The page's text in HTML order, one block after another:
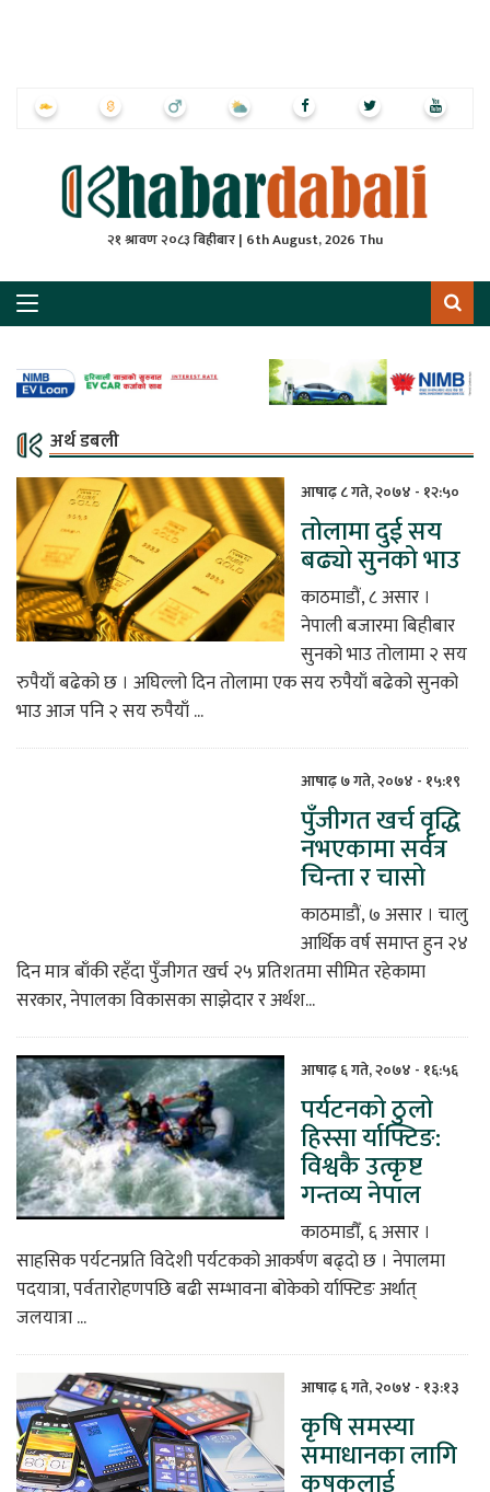
२१ श्रावण २०८३ बिहीबार | 6th August, 2026 Thu
अर्थ डबली
आषाढ़ ८ गते, २०७४ - १२:५०
तोलामा दुई सय
बढ्यो सुनको भाउ
काठमाडौं, ८ असार ।
नेपाली बजारमा बिहीबार
सुनको भाउ तोलामा २ सय
रुपैयाँ बढेको छ । अघिल्लो दिन तोलामा एक सय रुपैयाँ बढेको सुनको
भाउ आज पनि २ सय रुपैयाँ ...
आषाढ़ ७ गते, २०७४ - १५:१९
पुँजीगत खर्च वृद्धि
नभएकामा सर्वत्र
चिन्ता र चासो
काठमाडौं, ७ असार । चालु
आर्थिक वर्ष समाप्त हुन २४
दिन मात्र बाँकी रहँदा पुँजीगत खर्च २५ प्रतिशतमा सीमित रहेकामा
सरकार, नेपालका विकासका साझेदार र अर्थश...
आषाढ़ ६ गते, २०७४ - १६:५६
पर्यटनको ठुलो
हिस्सा र्याफ्टिङ:
विश्वकै उत्कृष्ट
गन्तव्य नेपाल
काठमाडौँ, ६ असार ।
साहसिक पर्यटनप्रति विदेशी पर्यटकको आकर्षण बढ्दो छ । नेपालमा
पदयात्रा, पर्वतारोहणपछि बढी सम्भावना बोकेको र्याफ्टिङ अर्थात्
जलयात्रा ...
आषाढ़ ६ गते, २०७४ - १३:१३
कृषि समस्या
समाधानका लागि